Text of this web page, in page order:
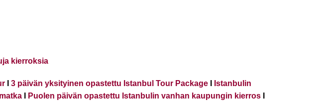
kierroksia
3 päivän yksityinen opastettu Istanbul Tour Package
Istanbulin
I Puolen päivän opastettu Istanbulin vanhan kaupungin kierrosI